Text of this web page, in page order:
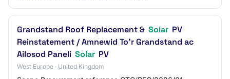
Grandstand Roof Replacement & Solar PV
Reinstatement / Amnewid To’r Grandstand ac
Ailosod Paneli Solar PV
West Europe · United Kingdom